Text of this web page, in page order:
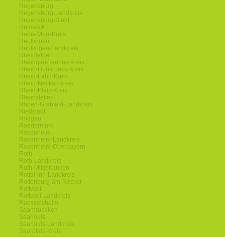
Regensburg
Regensburg-Landkreis
Regensburg-Stadt
Remseck
Rems-Murr-Kreis
Reutlingen
Reutlingen-Landkreis
Rheinfelden
Rheingau-Taunus-Kreis
Rhein-Hunsrueck-Kreis
Rhein-Lahn-Kreis
Rhein-Neckar-Kreis
Rhein-Pfalz-Kreis
Rheinstetten
Rhoen-Grabfeld-Landkreis
Riedstadt
Rodgau
Roedermark
Rosenheim
Rosenheim-Landkreis
Rosenheim-Oberbayern
Roth
Roth-Landkreis
Roth-Mittelfranken
Rottal-Inn-Landkreis
Rottenburg-am-Neckar
Rottweil
Rottweil-Landkreis
Ruesselsheim
Saarbruecken
Saarlouis
Saarlouis-Landkreis
Saarpfalz-Kreis